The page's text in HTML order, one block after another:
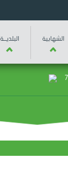
الشهابية البلديـــة